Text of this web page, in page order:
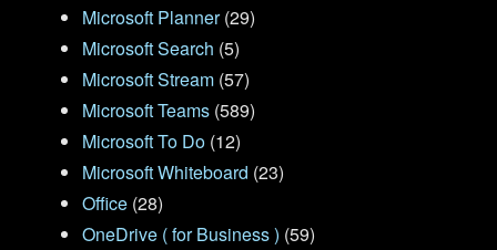
Microsoft Planner(29)
Microsoft Search (5)
Microsoft Stream (57)
Microsoft Teams (589)
Microsoft To Do (12)
Microsoft Whiteboard (23)
Office (28)
OneDrive ( for Business ) (59)